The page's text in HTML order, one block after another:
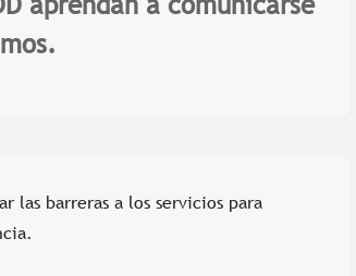
las barreras a los servicios para